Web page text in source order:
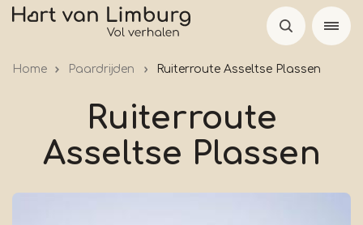
Overslaan
Home Paardrijden Ruiterroute Asseltse Plassen
Ruiterroute
Asseltse Plassen